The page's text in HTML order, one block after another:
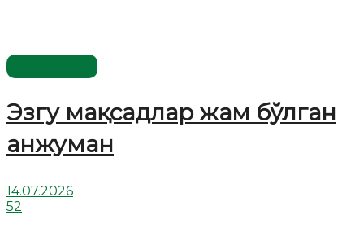
Эзгу мақсадлар жам бўлган
анжуман
14.07.2026
52